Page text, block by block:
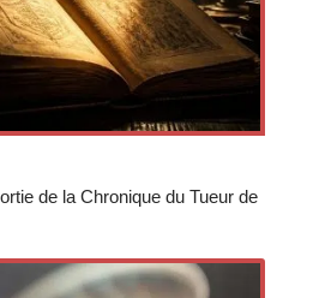
de la Chronique du Tueur de